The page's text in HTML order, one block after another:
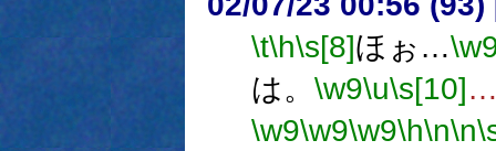
\t\h\s[8]ほぉ…
は。 \w9\u\s[10]
\w9\w9\w9\h\n\n